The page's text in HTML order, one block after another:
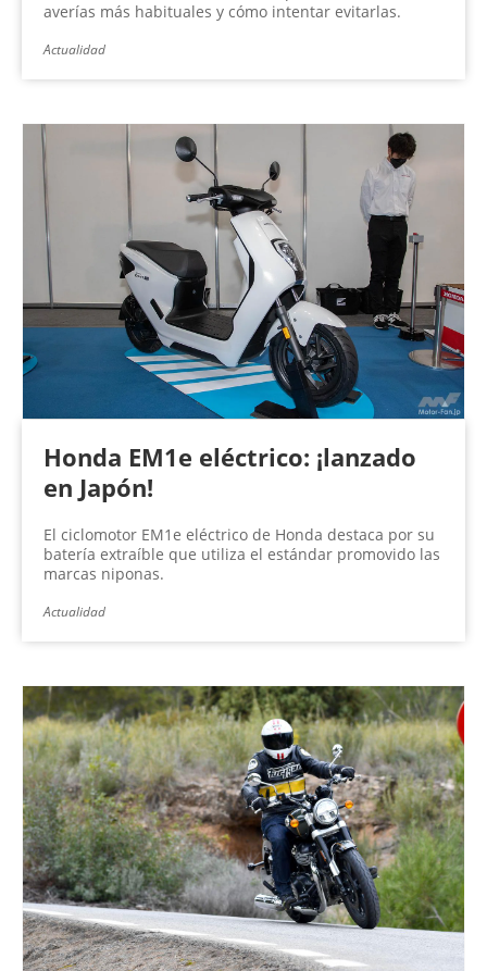
averías más habituales y cómo intentar evitarlas.
Actualidad
Honda EM1e eléctrico: ¡lanzado
en Japón!
El ciclomotor EM1e eléctrico de Honda destaca por su
batería extraíble que utiliza el estándar promovido las
marcas niponas.
Actualidad